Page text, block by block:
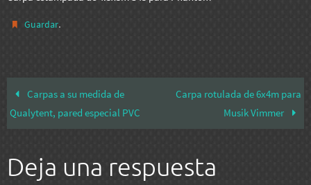
Guardar.
Carpas a su medida de
Qualytent, pared especial PVC
Carpa rotulada de 6x4m para
Musik Vimmer
Deja una respuesta